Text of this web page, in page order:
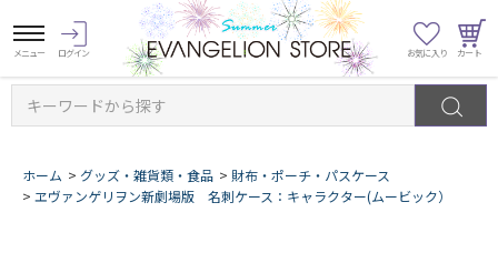
キーワードから探す
ホーム > グッズ・雑貨類・食品 > 財布・ポーチ・パスケース
> ヱヴァンゲリヲン新劇場版 名刺ケース：キャラクター(ムービック）